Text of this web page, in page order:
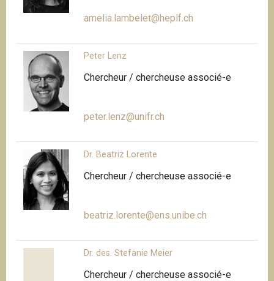
amelia.lambelet@heplf.ch
Peter Lenz
Chercheur / chercheuse associé-e
peter.lenz@unifr.ch
Dr. Beatriz Lorente
Chercheur / chercheuse associé-e
beatriz.lorente@ens.unibe.ch
Dr. des. Stefanie Meier
Chercheur / chercheuse associé-e